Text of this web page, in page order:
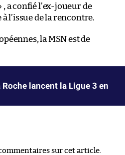
, a confié l’ex-joueur de
l’issue de la rencontre.
la MSN est de
lancent la Ligue 3 en
sur cet article.